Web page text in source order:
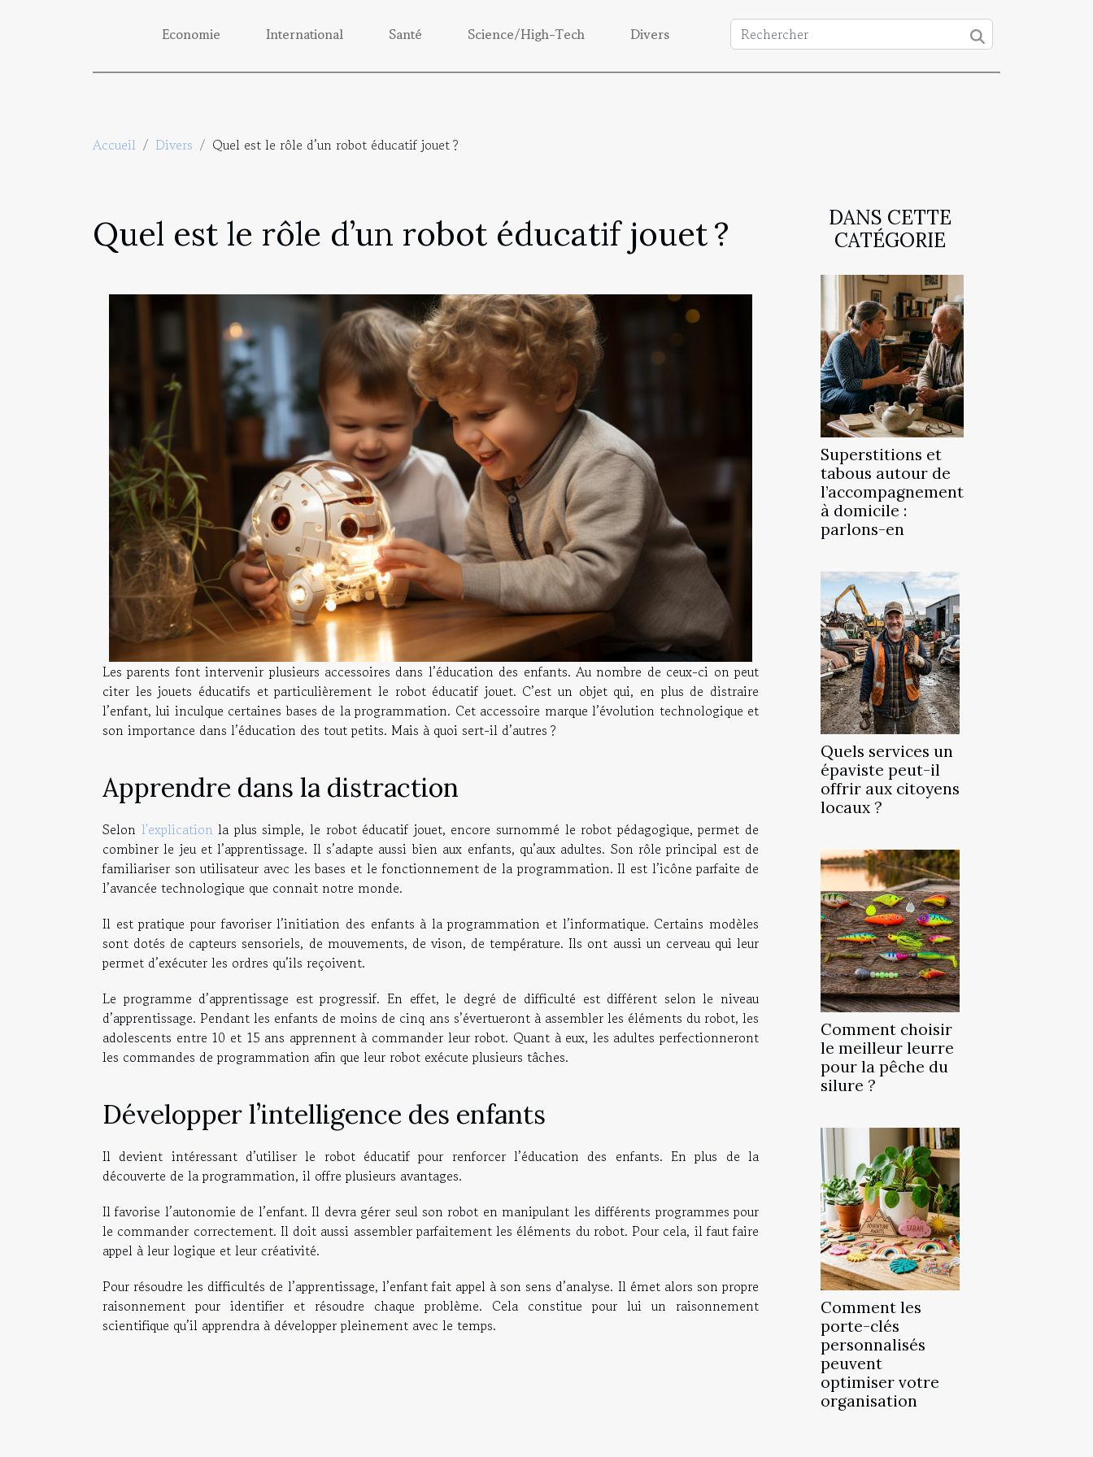
Economie International Santé Science/High-Tech Divers
Accueil Divers Quel est le rôle d’un robot éducatif jouet ?
Quel est le rôle d’un robot éducatif jouet ?
Les parents font intervenir plusieurs accessoires dans l’éducation des enfants. Au nombre de ceux-ci on peut
citer les jouets éducatifs et particulièrement le robot éducatif jouet. C’est un objet qui, en plus de distraire
l’enfant, lui inculque certaines bases de la programmation. Cet accessoire marque l’évolution technologique et
son importance dans l’éducation des tout petits. Mais à quoi sert-il d’autres ?
Apprendre dans la distraction
Selon l'explication la plus simple, le robot éducatif jouet, encore surnommé le robot pédagogique, permet de
combiner le jeu et l’apprentissage. Il s’adapte aussi bien aux enfants, qu’aux adultes. Son rôle principal est de
familiariser son utilisateur avec les bases et le fonctionnement de la programmation. Il est l’icône parfaite de
l’avancée technologique que connait notre monde.
Il est pratique pour favoriser l’initiation des enfants à la programmation et l’informatique. Certains modèles
sont dotés de capteurs sensoriels, de mouvements, de vison, de température. Ils ont aussi un cerveau qui leur
permet d’exécuter les ordres qu’ils reçoivent.
Le programme d’apprentissage est progressif. En effet, le degré de difficulté est différent selon le niveau
d’apprentissage. Pendant les enfants de moins de cinq ans s’évertueront à assembler les éléments du robot, les
adolescents entre 10 et 15 ans apprennent à commander leur robot. Quant à eux, les adultes perfectionneront
les commandes de programmation afin que leur robot exécute plusieurs tâches.
Développer l’intelligence des enfants
Il devient intéressant d’utiliser le robot éducatif pour renforcer l’éducation des enfants. En plus de la
découverte de la programmation, il offre plusieurs avantages.
Il favorise l’autonomie de l’enfant. Il devra gérer seul son robot en manipulant les différents programmes pour
le commander correctement. Il doit aussi assembler parfaitement les éléments du robot. Pour cela, il faut faire
appel à leur logique et leur créativité.
Pour résoudre les difficultés de l’apprentissage, l’enfant fait appel à son sens d’analyse. Il émet alors son propre
raisonnement pour identifier et résoudre chaque problème. Cela constitue pour lui un raisonnement
scientifique qu’il apprendra à développer pleinement avec le temps.
DANS CETTE
CATÉGORIE
Superstitions et
tabous autour de
l’accompagnement
à domicile :
parlons-en
Quels services un
épaviste peut-il
offrir aux citoyens
locaux ?
Comment choisir
le meilleur leurre
pour la pêche du
silure ?
Comment les
porte-clés
personnalisés
peuvent
optimiser votre
organisation